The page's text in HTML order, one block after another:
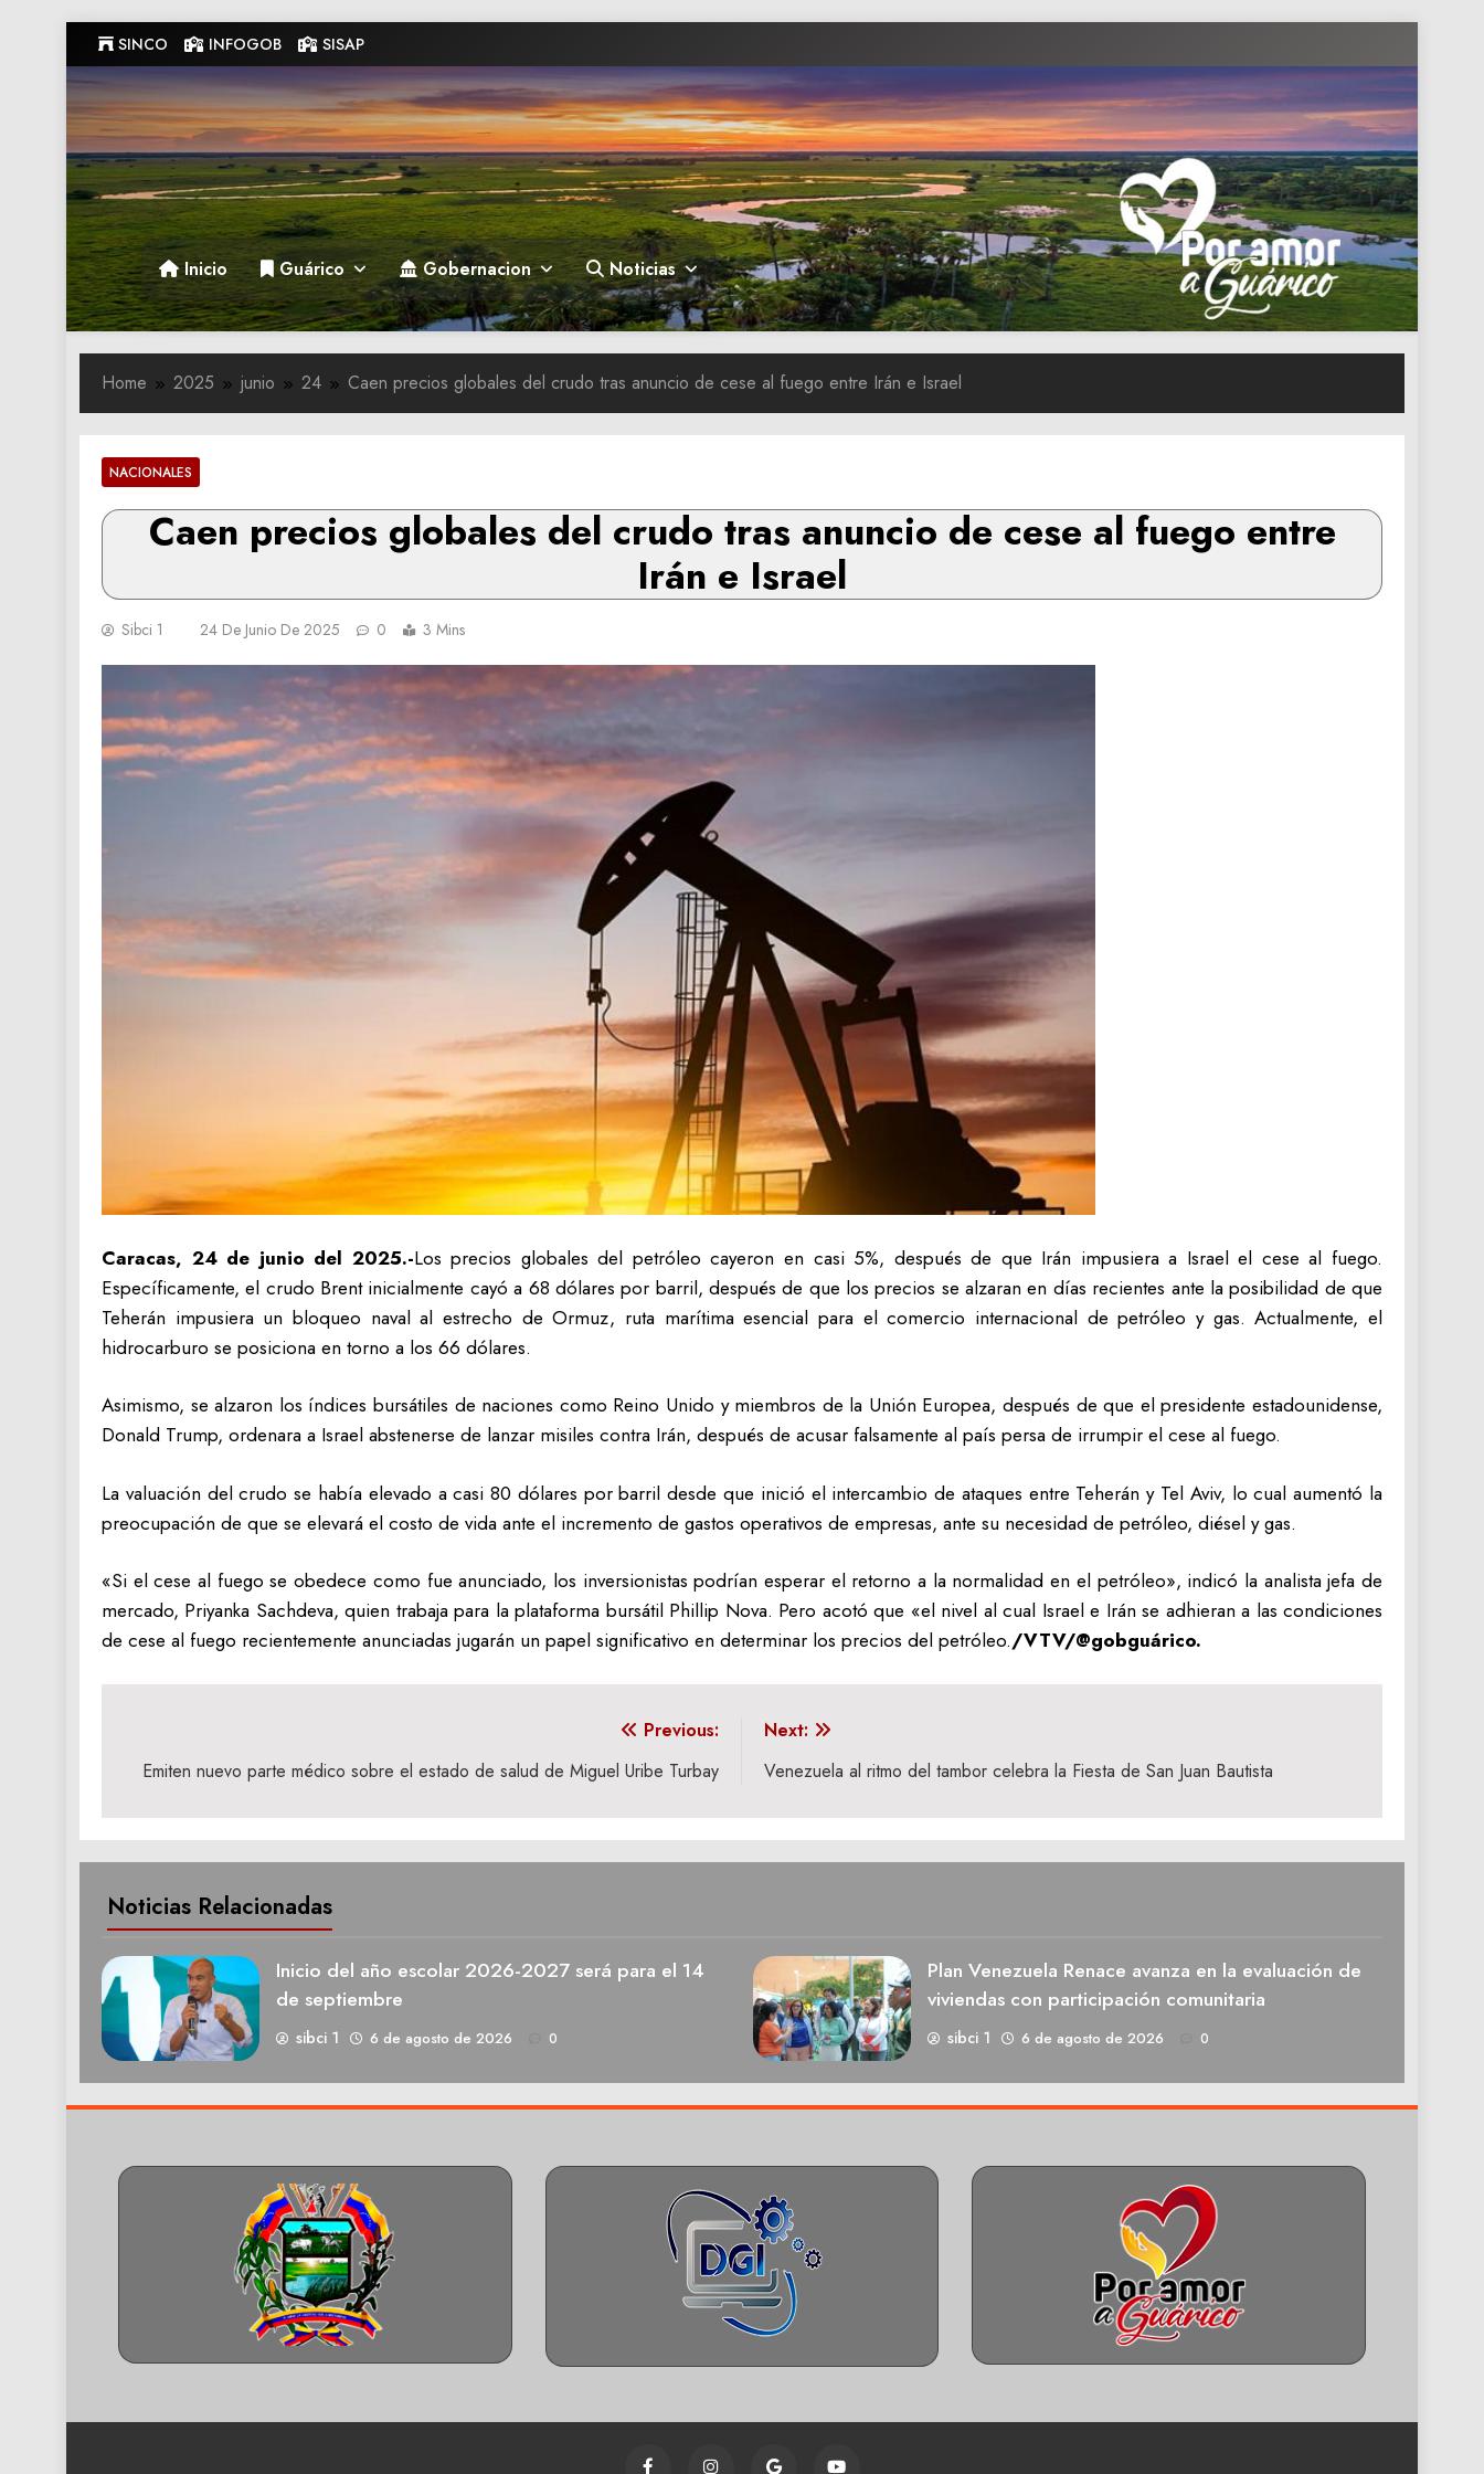
to
content
SINCO INFOGOB SISAP
Gobernacion de Guarico
Gobernacion de Guarico
Inicio Guárico Gobernacion Noticias
Home 2025 junio 24 Caen precios globales del crudo tras anuncio de cese al fuego entre Irán e Israel
NACIONALES
Caen precios globales del crudo tras anuncio de cese al fuego entre
Irán e Israel
Sibci 1 24 De Junio De 2025 0 3 Mins
Caracas, 24 de junio del 2025.-Los precios globales del petróleo cayeron en casi 5%, después de que Irán impusiera a Israel el cese al fuego.
Específicamente, el crudo Brent inicialmente cayó a 68 dólares por barril, después de que los precios se alzaran en días recientes ante la posibilidad de que
Teherán impusiera un bloqueo naval al estrecho de Ormuz, ruta marítima esencial para el comercio internacional de petróleo y gas. Actualmente, el
hidrocarburo se posiciona en torno a los 66 dólares.
Asimismo, se alzaron los índices bursátiles de naciones como Reino Unido y miembros de la Unión Europea, después de que el presidente estadounidense,
Donald Trump, ordenara a Israel abstenerse de lanzar misiles contra Irán, después de acusar falsamente al país persa de irrumpir el cese al fuego.
La valuación del crudo se había elevado a casi 80 dólares por barril desde que inició el intercambio de ataques entre Teherán y Tel Aviv, lo cual aumentó la
preocupación de que se elevará el costo de vida ante el incremento de gastos operativos de empresas, ante su necesidad de petróleo, diésel y gas.
«Si el cese al fuego se obedece como fue anunciado, los inversionistas podrían esperar el retorno a la normalidad en el petróleo», indicó la analista jefa de
mercado, Priyanka Sachdeva, quien trabaja para la plataforma bursátil Phillip Nova. Pero acotó que «el nivel al cual Israel e Irán se adhieran a las condiciones
de cese al fuego recientemente anunciadas jugarán un papel significativo en determinar los precios del petróleo./VTV/@gobguárico.
de
entradas
Previous:
Emiten nuevo parte médico sobre el estado de salud de Miguel Uribe Turbay
Next:
Venezuela al ritmo del tambor celebra la Fiesta de San Juan Bautista
Noticias Relacionadas
Inicio del año escolar 2026-2027 será para el 14
de septiembre
sibci 1 6 de agosto de 2026 0
Plan Venezuela Renace avanza en la evaluación de
viviendas con participación comunitaria
sibci 1 6 de agosto de 2026 0